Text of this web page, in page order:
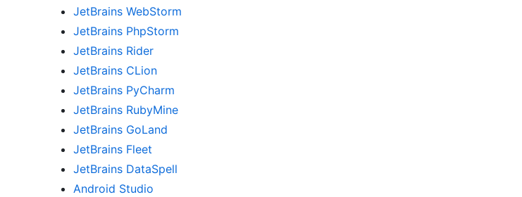
JetBrains WebStorm
JetBrains PhpStorm
JetBrains Rider
JetBrains CLion
JetBrains PyCharm
JetBrains RubyMine
JetBrains GoLand
JetBrains Fleet
JetBrains DataSpell
Android Studio